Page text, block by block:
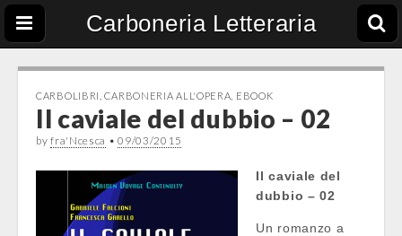
Carboneria Letteraria
CARBOLIBRI ,CARBONERIA ALL'OPERA EBOOK
Il caviale del dubbio – 02
byfra'Ncesca •09/03/2015
Il caviale del
dubbio – 02
Un romanzo a